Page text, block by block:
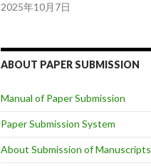
2025年10月7日
ABOUT PAPER SUBMISSION
Manual of Paper Submission
Paper Submission System
About Submission of Manuscripts